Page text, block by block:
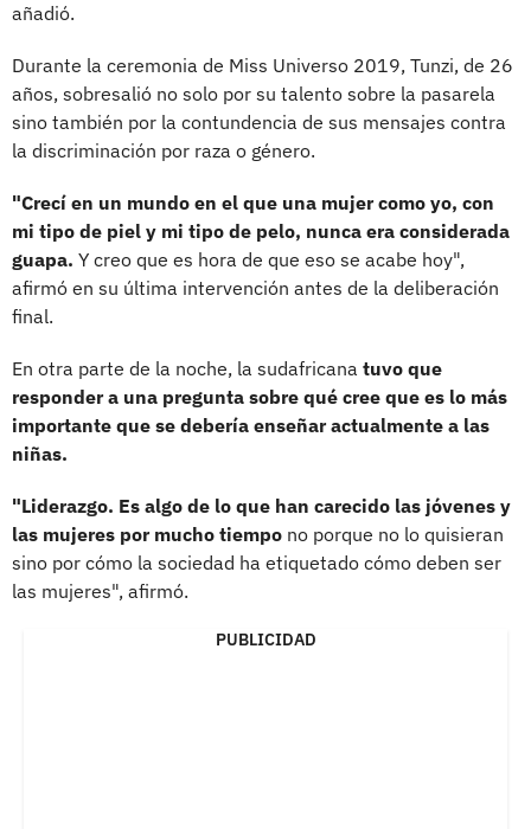
añadió.
Durante la ceremonia de Miss Universo 2019, Tunzi, de 26
años, sobresalió no solo por su talento sobre la pasarela
sino también por la contundencia de sus mensajes contra
la discriminación por raza o género.
"Crecí en un mundo en el que una mujer como yo, con
mi tipo de piel y mi tipo de pelo, nunca era considerada
guapa. Y creo que es hora de que eso se acabe hoy",
afirmó en su última intervención antes de la deliberación
final.
En otra parte de la noche, la sudafricana tuvo que
responder a una pregunta sobre qué cree que es lo más
importante que se debería enseñar actualmente a las
niñas.
"Liderazgo. Es algo de lo que han carecido las jóvenes y
las mujeres por mucho tiempo no porque no lo quisieran
sino por cómo la sociedad ha etiquetado cómo deben ser
las mujeres", afirmó.
PUBLICIDAD